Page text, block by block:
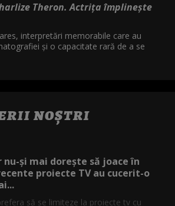
Theron. Actrița împlinește
interpretări memorabile care au
și o capacitate rară de a se
NOȘTRI
și mai dorește să joace în
proiecte TV au cucerit-o
să se limiteze la proiecte tv cu